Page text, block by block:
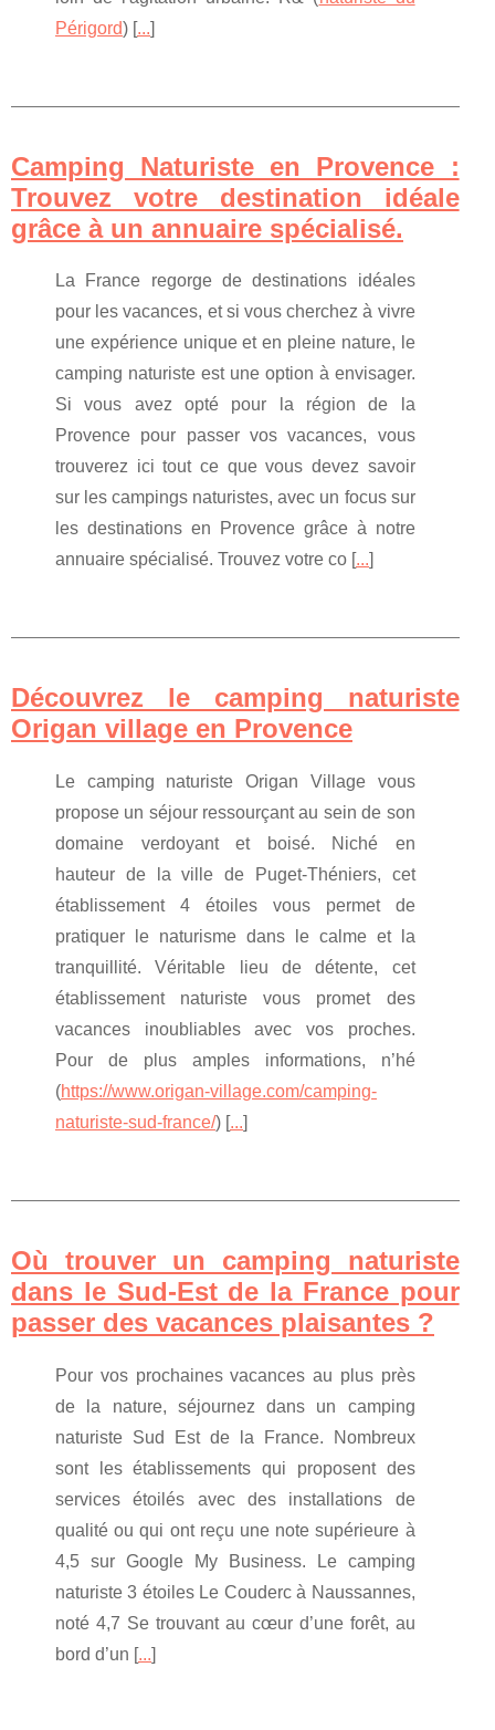
Périgord) [...]
Camping Naturiste en Provence :
Trouvez votre destination idéale
grâce à un annuaire spécialisé.
La France regorge de destinations idéales
pour les vacances, et si vous cherchez à vivre
une expérience unique et en pleine nature, le
camping naturiste est une option à envisager.
Si vous avez opté pour la région de la
Provence pour passer vos vacances, vous
trouverez ici tout ce que vous devez savoir
sur les campings naturistes, avec un focus sur
les destinations en Provence grâce à notre
annuaire spécialisé. Trouvez votre co [...]
Découvrez le camping naturiste
Origan village en Provence
Le camping naturiste Origan Village vous
propose un séjour ressourçant au sein de son
domaine verdoyant et boisé. Niché en
hauteur de la ville de Puget-Théniers, cet
établissement 4 étoiles vous permet de
pratiquer le naturisme dans le calme et la
tranquillité. Véritable lieu de détente, cet
établissement naturiste vous promet des
vacances inoubliables avec vos proches.
Pour de plus amples informations, n’hé
(https://www.origan-village.com/camping-
naturiste-sud-france/) [...]
Où trouver un camping naturiste
dans le Sud-Est de la France pour
passer des vacances plaisantes ?
Pour vos prochaines vacances au plus près
de la nature, séjournez dans un camping
naturiste Sud Est de la France. Nombreux
sont les établissements qui proposent des
services étoilés avec des installations de
qualité ou qui ont reçu une note supérieure à
4,5 sur Google My Business. Le camping
naturiste 3 étoiles Le Couderc à Naussannes,
noté 4,7 Se trouvant au cœur d’une forêt, au
bord d’un [...]